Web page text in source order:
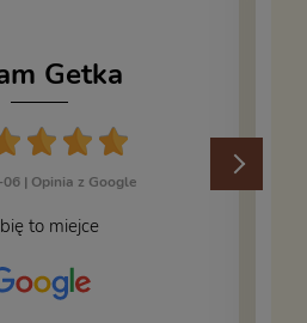
Getka
| Opinia z Google
to miejce